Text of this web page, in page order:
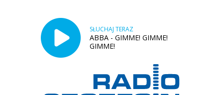
SŁUCHAJ TERAZ
ABBA - GIMME! GIMME!
GIMME!